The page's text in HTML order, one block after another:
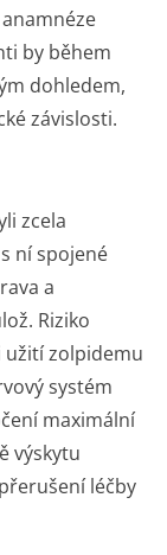
by během
dohledem,
závislosti.
zcela
ní spojené
a
Riziko
užití zolpidemu
systém
maximální
výskytu
léčby